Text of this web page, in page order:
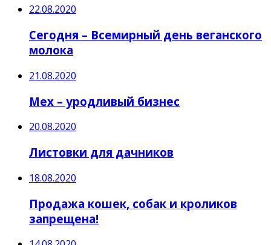
22.08.2020
Сегодня – Всемирный день веганского
молока
21.08.2020
Мех – уродливый бизнес
20.08.2020
Листовки для дачников
18.08.2020
Продажа кошек, собак и кроликов
запрещена!